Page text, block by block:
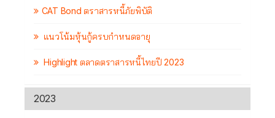
CAT Bond ตราสารหนี้ภัยพิบัติ
แนวโน้มหุ้นกู้ครบกำหนดอายุ
Highlight ตลาดตราสารหนี้ไทยปี 2023
2023